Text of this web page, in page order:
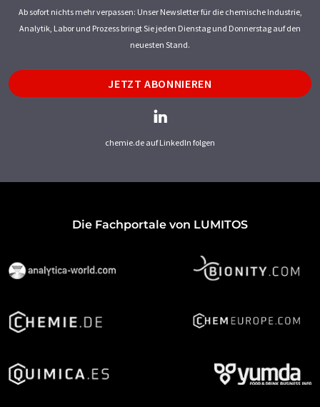
Ab sofort nichts mehr verpassen: Unser Newsletter für die chemische Industrie,
Analytik, Labor und Prozess bringt Sie jeden Dienstag und Donnerstag auf den
neuesten Stand.
JETZT ABONNIEREN
chemie.de auf LinkedIn folgen
Die Fachportale von LUMITOS